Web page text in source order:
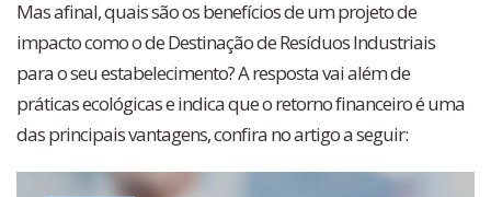
Mas afinal, quais são os benefícios de um projeto de
impacto como o de Destinação de Resíduos Industriais
para o seu estabelecimento? A resposta vai além de
práticas ecológicas e indica que o retorno financeiro é uma
das principais vantagens, confira no artigo a seguir: